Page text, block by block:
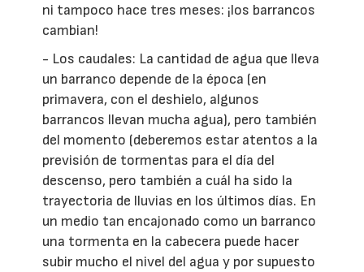
ni tampoco hace tres meses: ¡los barrancos
cambian!
- Los caudales: La cantidad de agua que lleva
un barranco depende de la época (en
primavera, con el deshielo, algunos
barrancos llevan mucha agua), pero también
del momento (deberemos estar atentos a la
previsión de tormentas para el día del
descenso, pero también a cuál ha sido la
trayectoria de lluvias en los últimos días. En
un medio tan encajonado como un barranco
una tormenta en la cabecera puede hacer
subir mucho el nivel del agua y por supuesto